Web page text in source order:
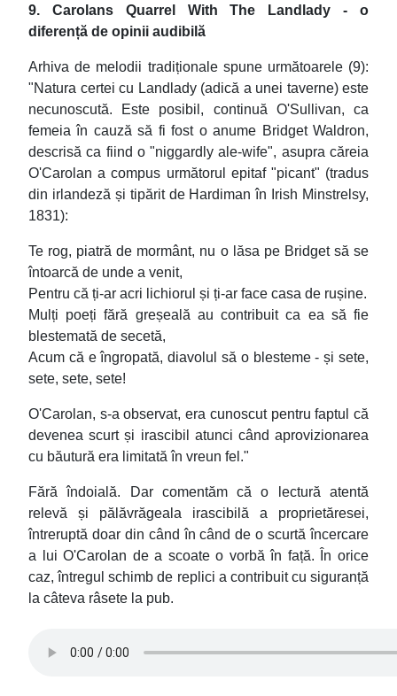
9. Carolans Quarrel With The Landlady - o
diferență de opinii audibilă
Arhiva de melodii tradiționale spune următoarele (9):
"Natura certei cu Landlady (adică a unei taverne) este
necunoscută. Este posibil, continuă O'Sullivan, ca
femeia în cauză să fi fost o anume Bridget Waldron,
descrisă ca fiind o "niggardly ale-wife", asupra căreia
O'Carolan a compus următorul epitaf "picant" (tradus
din irlandeză și tipărit de Hardiman în Irish Minstrelsy,
1831):
Te rog, piatră de mormânt, nu o lăsa pe Bridget să se
întoarcă de unde a venit,
Pentru că ți-ar acri lichiorul și ți-ar face casa de rușine.
Mulți poeți fără greșeală au contribuit ca ea să fie
blestemată de secetă,
Acum că e îngropată, diavolul să o blesteme - și sete,
sete, sete, sete!
O'Carolan, s-a observat, era cunoscut pentru faptul că
devenea scurt și irascibil atunci când aprovizionarea
cu băutură era limitată în vreun fel."
Fără îndoială. Dar comentăm că o lectură atentă
relevă și pălăvrăgeala irascibilă a proprietăresei,
întreruptă doar din când în când de o scurtă încercare
a lui O'Carolan de a scoate o vorbă în față. În orice
caz, întregul schimb de replici a contribuit cu siguranță
la câteva râsete la pub.